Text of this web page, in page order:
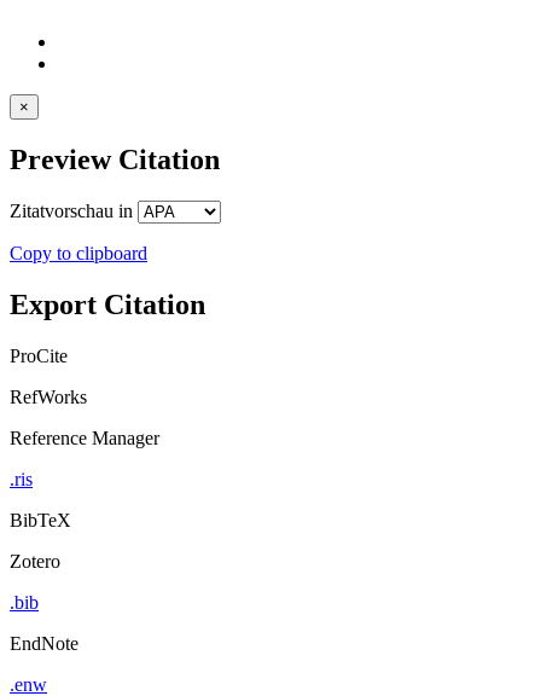
×
Preview Citation
Zitatvorschau in
Copy to clipboard
Export Citation
ProCite
RefWorks
Reference Manager
.ris
BibTeX
Zotero
.bib
EndNote
.enw